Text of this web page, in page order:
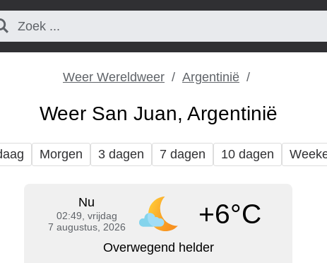
Weer Wereldweer Argentinië
Weer San Juan, Argentinië
Morgen 3 dagen 7 dagen 10 dagen
Nu
02:49, vrijdag
7 augustus, 2026
+6°C
Overwegend helder